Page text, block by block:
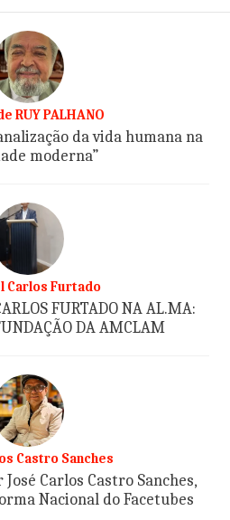
RUY PALHANO
da vida humana na
moderna”
Carlos Furtado
FURTADO NA AL.MA:
DA AMCLAM
Castro Sanches
Carlos Castro Sanches,
Nacional do Facetubes